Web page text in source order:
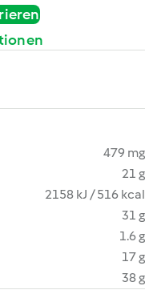
479 mg
21 g
2158 kJ / 516 kcal
31 g
1.6 g
17 g
38 g